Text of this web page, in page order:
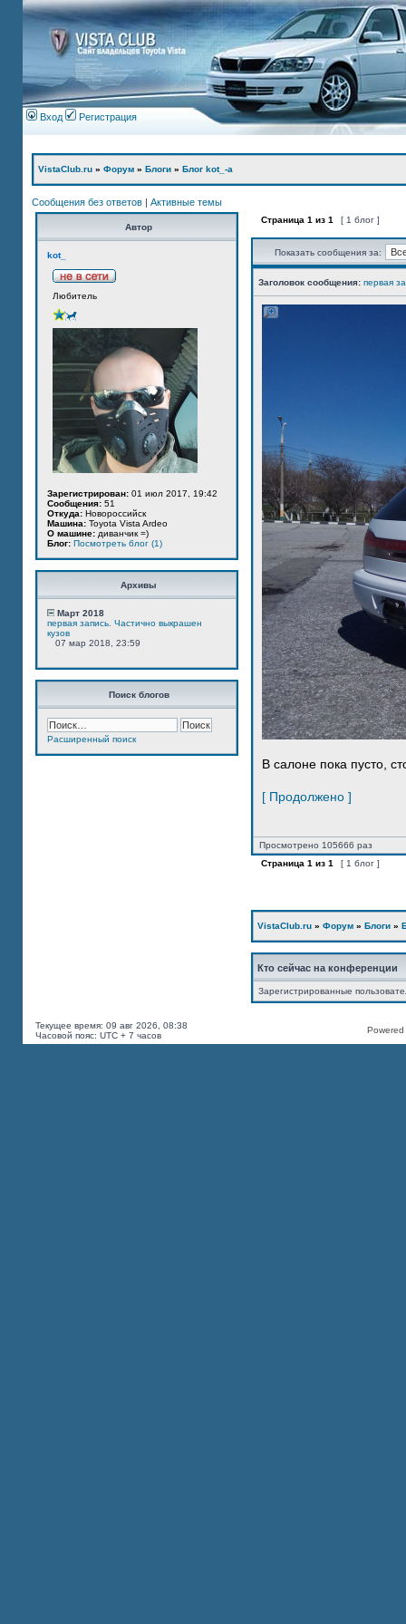
Вход Регистрация
VistaClub.ru » Форум » Блоги » Блог kot_-а
Сообщения без ответов | Активные темы
Автор
kot_
Любитель
Зарегистрирован: 01 июл 2017, 19:42
Сообщения: 51
Откуда: Новороссийск
Машина: Toyota Vista Ardeo
О машине: диванчик =)
Блог: Посмотреть блог (1)
Архивы
Март 2018
первая запись. Частично выкрашен
кузов
07 мар 2018, 23:59
Поиск блогов
Расширенный поиск
Страница 1 из 1 [ 1 блог ]
Показать сообщения за:
Заголовок сообщения: первая
В салоне пока пусто,
[ Продолжено ]
Просмотрено 105666 раз
Страница 1 из 1 [ 1 блог ]
VistaClub.ru » Форум » Блоги »
Кто сейчас на конференции
Зарегистрированные
Текущее время: 09 авг 2026, 08:38
Часовой пояс: UTC + 7 часов